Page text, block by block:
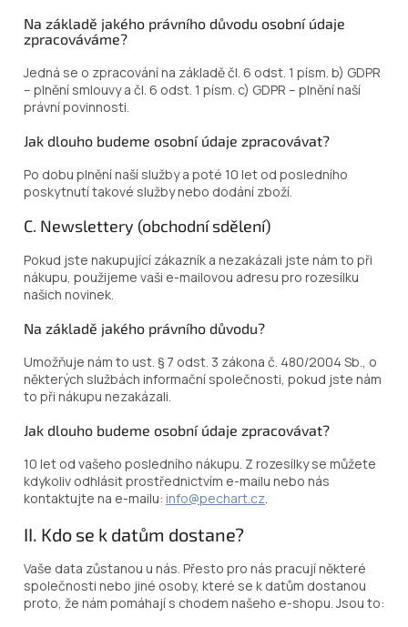
Na základě jakého právního důvodu osobní údaje
zpracováváme?
Jedná se o zpracování na základě čl. 6 odst. 1 písm. b) GDPR
– plnění smlouvy a čl. 6 odst. 1 písm. c) GDPR – plnění naší
právní povinnosti.
Jak dlouho budeme osobní údaje zpracovávat?
Po dobu plnění naší služby a poté 10 let od posledního
poskytnutí takové služby nebo dodání zboží.
C. Newslettery (obchodní sdělení)
Pokud jste nakupující zákazník a nezakázali jste nám to při
nákupu, použijeme vaši e-mailovou adresu pro rozesílku
našich novinek.
Na základě jakého právního důvodu?
Umožňuje nám to ust. § 7 odst. 3 zákona č. 480/2004 Sb., o
některých službách informační společnosti, pokud jste nám
to při nákupu nezakázali.
Jak dlouho budeme osobní údaje zpracovávat?
10 let od vašeho posledního nákupu. Z rozesílky se můžete
kdykoliv odhlásit prostřednictvím e-mailu nebo nás
kontaktujte na e-mailu: info@pechart.cz.
II. Kdo se k datům dostane?
Vaše data zůstanou u nás. Přesto pro nás pracují některé
společnosti nebo jiné osoby, které se k datům dostanou
proto, že nám pomáhají s chodem našeho e-shopu. Jsou to: